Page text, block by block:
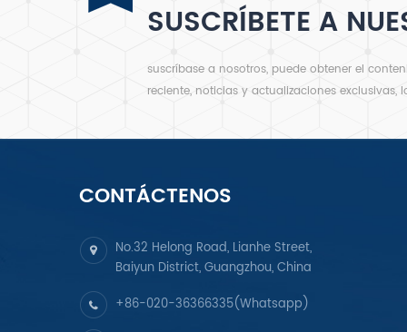
SUSCRÍBETE A
suscríbase a nosotros, puede obtener el
reciente, noticias y actualizaciones exclusivas,
CONTÁCTENOS
No.32 Helong Road, Lianhe Street,
Baiyun District, Guangzhou, China
+86-020-36366335(Whatsapp)